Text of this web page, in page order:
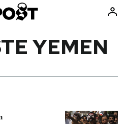
Consumismi
YEMEN